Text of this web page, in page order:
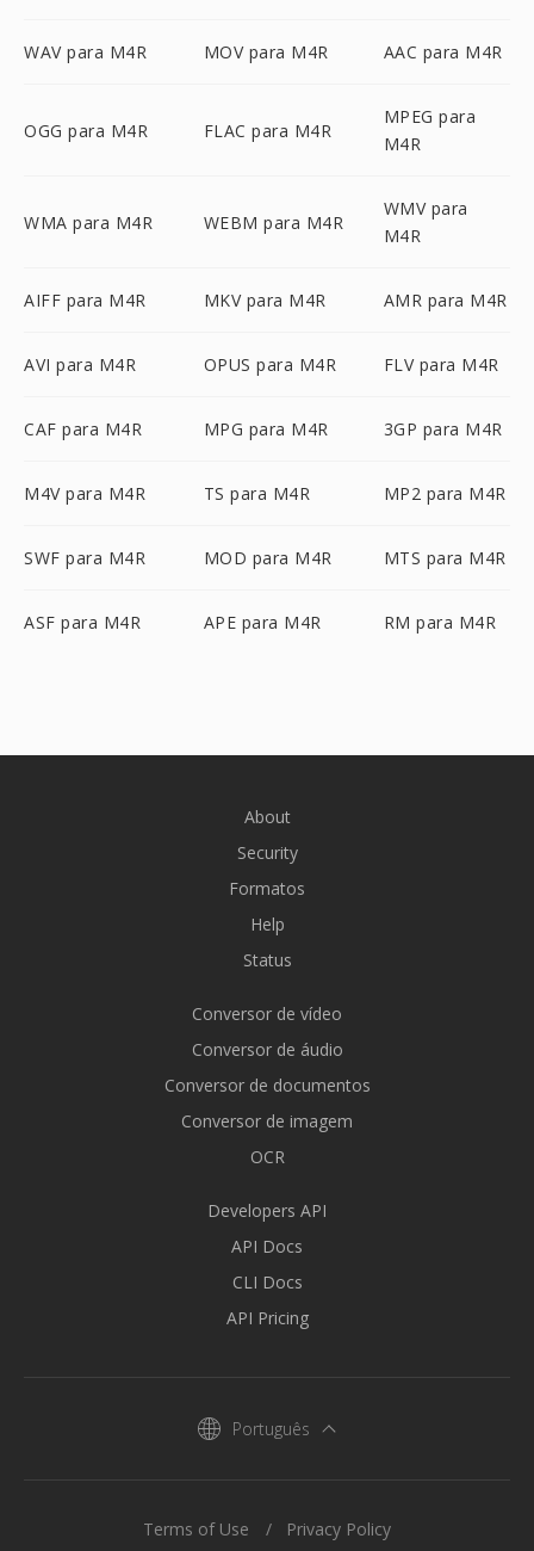
WAV para M4R MOV para M4R AAC para M4R
OGG para M4R FLAC para M4R
MPEG para
M4R
WMA para M4R WEBM para M4R
WMV para
M4R
AIFF para M4R MKV para M4R AMR para M4R
AVI para M4R OPUS para M4R FLV para M4R
CAF para M4R MPG para M4R 3GP para M4R
M4V para M4R TS para M4R MP2 para M4R
SWF para M4R MOD para M4R MTS para M4R
ASF para M4R APE para M4R RM para M4R
About
Security
Formatos
Help
Status
Conversor de vídeo
Conversor de áudio
Conversor de documentos
Conversor de imagem
OCR
Developers API
API Docs
CLI Docs
API Pricing
Português
Terms of Use Privacy Policy